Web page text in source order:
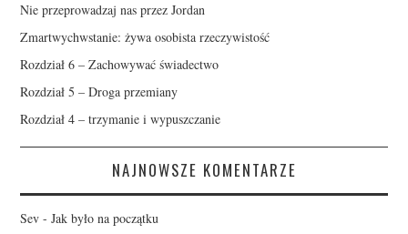
Nie przeprowadzaj nas przez Jordan
Zmartwychwstanie: żywa osobista rzeczywistość
Rozdział 6 – Zachowywać świadectwo
Rozdział 5 – Droga przemiany
Rozdział 4 – trzymanie i wypuszczanie
NAJNOWSZE KOMENTARZE
Sev -Jak było na początku